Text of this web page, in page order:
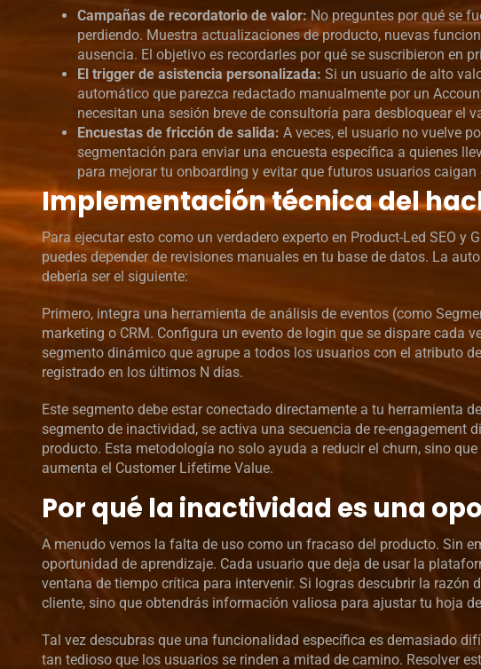
Campañas de recordatorio de valor:No preguntes por qué se
perdiendo. Muestra actualizaciones de producto, nuevas
ausencia. El objetivo es recordarles por qué se suscribieron en
El trigger de asistencia personalizada: Si un usuario de alto
automático que parezca redactado manualmente por un
necesitan una sesión breve de consultoría para desbloquear el
Encuestas de fricción de salida: A veces, el usuario no vuelve
segmentación para enviar una encuesta específica a quienes
para mejorar tu onboarding y evitar que futuros usuarios
Implementación técnica del
Para ejecutar esto como un verdadero experto en Product-Led SEO
puedes depender de revisiones manuales en tu base de datos. La
debería ser el siguiente:
Primero, integra una herramienta de análisis de eventos (como
marketing o CRM. Configura un evento de login que se dispare cada
segmento dinámico que agrupe a todos los usuarios con el atributo
registrado en los últimos N días.
Este segmento debe estar conectado directamente a tu herramienta
segmento de inactividad, se activa una secuencia de re-engagement
producto. Esta metodología no solo ayuda a reducir el churn, sino
aumenta el Customer Lifetime Value.
Por qué la inactividad es una
A menudo vemos la falta de uso como un fracaso del producto. Sin
oportunidad de aprendizaje. Cada usuario que deja de usar la
ventana de tiempo crítica para intervenir. Si logras descubrir la razón
cliente, sino que obtendrás información valiosa para ajustar tu hoja
Tal vez descubras que una funcionalidad específica es demasiado
tan tedioso que los usuarios se rinden a mitad de camino. Resolver